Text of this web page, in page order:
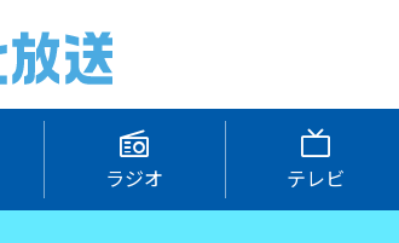
ラジオ テレビ